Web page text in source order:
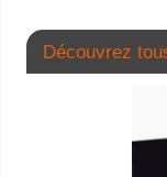
Découvrez